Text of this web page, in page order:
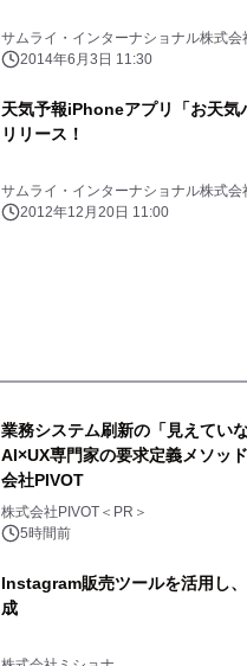
サムライ・インターナショナル株式会
2014年6月3日 11:30
天気予報iPhoneアプリ「お天気
リリース！
サムライ・インターナショナル株式会
2012年12月20日 11:00
業務システム刷新の「見えてい
AI×UX専門家の要求定義メソッ
会社PIVOT
株式会社PIVOT＜PR＞
5時間前
Instagram販売ツールを活用し
成